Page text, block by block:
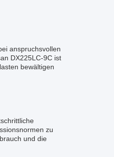
anspruchsvollen
DX225LC-9C ist
bewältigen
zu
und die